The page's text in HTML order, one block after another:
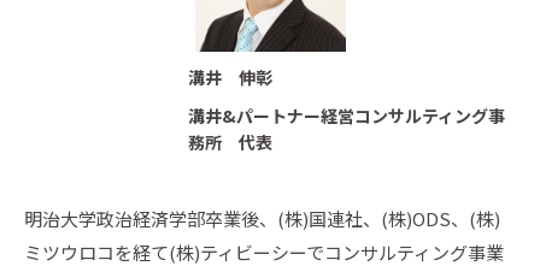
溝井 伸彰
溝井&パートナー経営コンサルティング事
務所 代表
明治大学政治経済学部卒業後、(株)国連社、(株)ODS、(株)
ミツウロコを経て(株)ティビーシーでコンサルティング事業